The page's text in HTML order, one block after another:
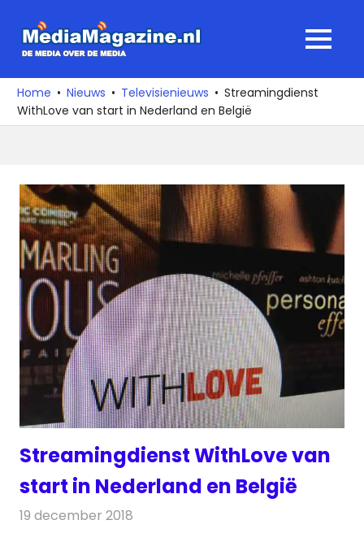
naar
media
over
de
MENU
Home Nieuws Televisienieuws
Streamingdienst
WithLove van start in Nederland en België
Streamingdienst WithLove van
start in Nederland en België
19 december 2018